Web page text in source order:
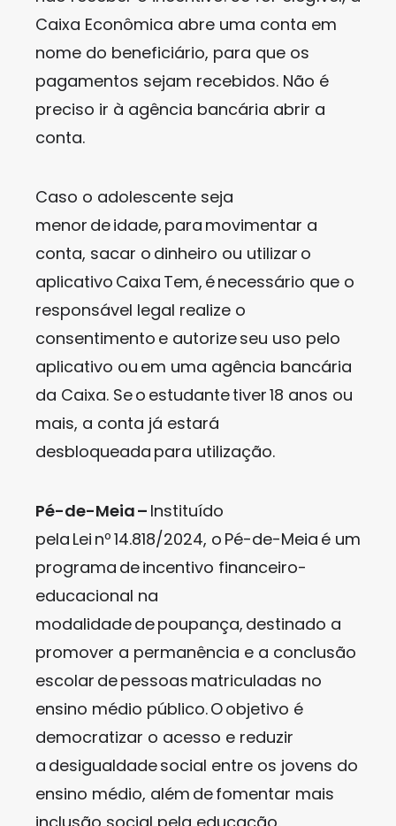
Caixa Econômica abre uma conta em
nome do beneficiário, para que os
pagamentos sejam recebidos. Não é
preciso ir à agência bancária abrir a
conta.
Caso o adolescente seja
menor de idade, para movimentar a
conta, sacar o dinheiro ou utilizar o
aplicativo Caixa Tem, é necessário que o
responsável legal realize o
consentimento e autorize seu uso pelo
aplicativo ou em uma agência bancária
da Caixa. Se o estudante tiver 18 anos ou
mais, a conta já estará
desbloqueada para utilização.
Pé-de-Meia – Instituído
pela Lei nº 14.818/2024, o Pé-de-Meia é um
programa de incentivo financeiro-
educacional na
modalidade de poupança, destinado a
promover a permanência e a conclusão
escolar de pessoas matriculadas no
ensino médio público. O objetivo é
democratizar o acesso e reduzir
a desigualdade social entre os jovens do
ensino médio, além de fomentar mais